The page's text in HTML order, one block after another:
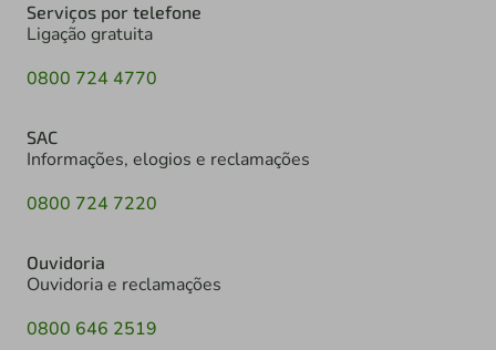
Serviços por telefone
Ligação gratuita
0800 724 4770
SAC
Informações, elogios e reclamações
0800 724 7220
Ouvidoria
Ouvidoria e reclamações
0800 646 2519